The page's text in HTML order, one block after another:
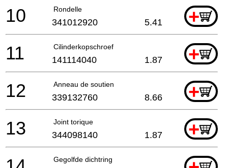
Rondelle +
10 341012920 5.41
Cilinderkopschroef +
11 141114040 1.87
Anneau de soutien +
12 339132760 8.66
Joint torique +
13 344098140 1.87
Gegolfde dichtring